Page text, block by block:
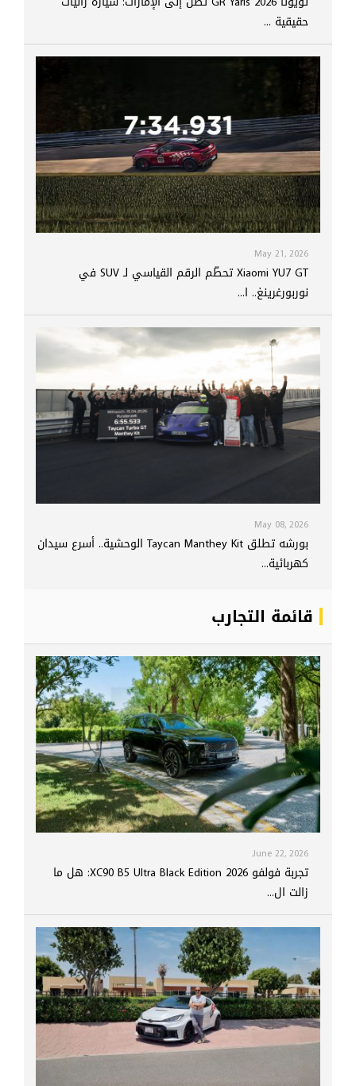
حقيقية ...
May 21, 2026
Xiaomi YU7 GT تحطّم الرقم القياسي لـ SUV في
نوربورغرينغ.. ا...
May 08, 2026
بورشه تطلق Taycan Manthey Kit الوحشية.. أسرع سيدان
كهربائية...
قائمة التجارب
June 22, 2026
تجربة فولفو XC90 B5 Ultra Black Edition 2026: هل ما
زالت ال...